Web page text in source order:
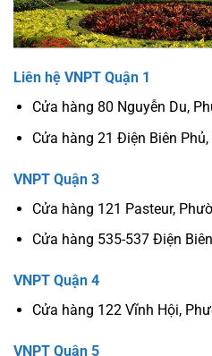
Liên hệ VNPT Quận 1
Cửa hàng 80 Nguyễn Du,
Cửa hàng 21 Điện Biên
VNPT Quận 3
Cửa hàng 121 Pasteur,
Cửa hàng 535-537 Điện
VNPT Quận 4
Cửa hàng 122 Vĩnh Hội,
VNPT Quận 5